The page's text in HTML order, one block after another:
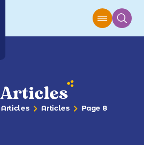
Articles
Articles Articles Page 8